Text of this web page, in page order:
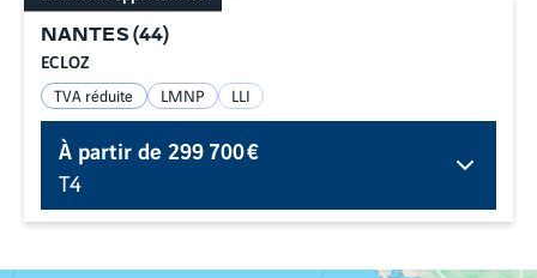
NANTES(44)
ECLOZ
TVA réduite LMNP LLI
À partir de299 700 €
T4